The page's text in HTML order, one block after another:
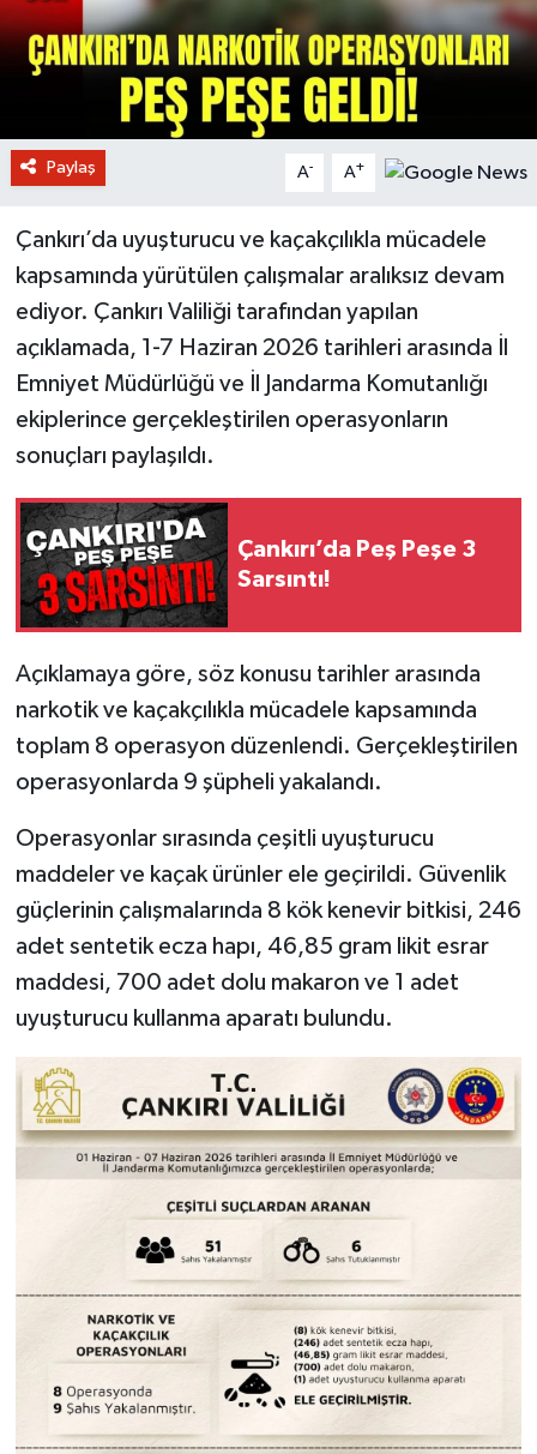
Paylaş A- A+
Çankırı’da uyuşturucu ve kaçakçılıkla mücadele
kapsamında yürütülen çalışmalar aralıksız devam
ediyor. Çankırı Valiliği tarafından yapılan
açıklamada, 1-7 Haziran 2026 tarihleri arasında İl
Emniyet Müdürlüğü ve İl Jandarma Komutanlığı
ekiplerince gerçekleştirilen operasyonların
sonuçları paylaşıldı.
Çankırı’da Peş Peşe 3
Sarsıntı!
Açıklamaya göre, söz konusu tarihler arasında
narkotik ve kaçakçılıkla mücadele kapsamında
toplam 8 operasyon düzenlendi. Gerçekleştirilen
operasyonlarda 9 şüpheli yakalandı.
Operasyonlar sırasında çeşitli uyuşturucu
maddeler ve kaçak ürünler ele geçirildi. Güvenlik
güçlerinin çalışmalarında 8 kök kenevir bitkisi, 246
adet sentetik ecza hapı, 46,85 gram likit esrar
maddesi, 700 adet dolu makaron ve 1 adet
uyuşturucu kullanma aparatı bulundu.